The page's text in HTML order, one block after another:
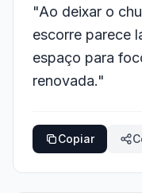
"Ao deixar o
escorre parece
espaço para
renovada."
Copiar